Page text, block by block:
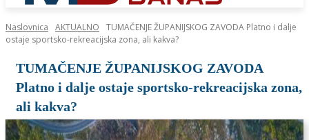
Naslovnica AKTUALNO
TUMAČENJE ŽUPANIJSKOG ZAVODA Platno i dalje
ostaje sportsko-rekreacijska zona, ali kakva?
TUMAČENJE ŽUPANIJSKOG ZAVODA
Platno i dalje ostaje sportsko-rekreacijska zona,
ali kakva?